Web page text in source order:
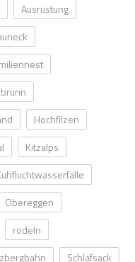
Ausrüstung
Hochfilzen
Kitzalps
Obereggen
rodeln
Schlafsack